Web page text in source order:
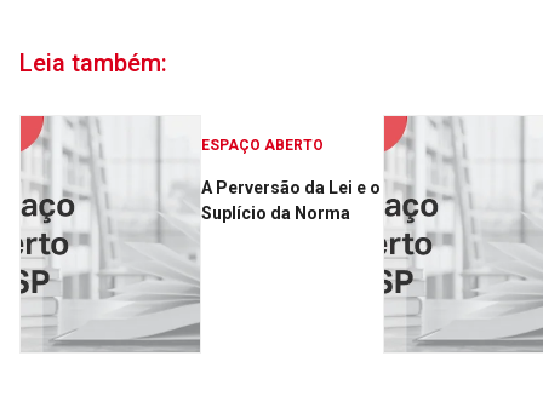
Leia também:
ESPAÇO ABERTO
A Perversão da Lei e o
Suplício da Norma